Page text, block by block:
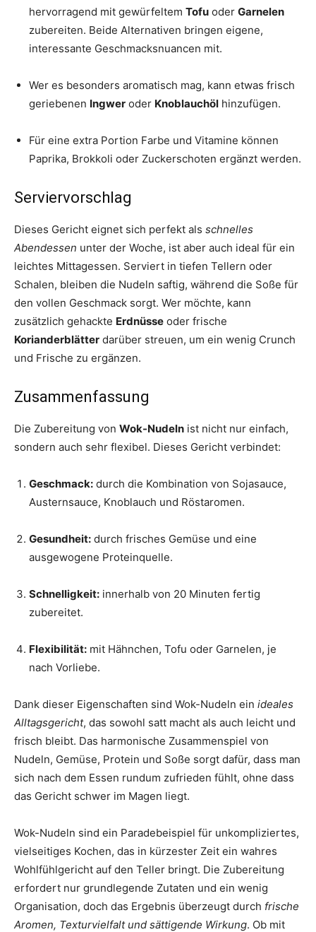
hervorragend mit gewürfeltem Tofu oder Garnelen
zubereiten. Beide Alternativen bringen eigene,
interessante Geschmacksnuancen mit.
Wer es besonders aromatisch mag, kann etwas frisch
geriebenen Ingwer oder Knoblauchöl hinzufügen.
Für eine extra Portion Farbe und Vitamine können
Paprika, Brokkoli oder Zuckerschoten ergänzt werden.
Serviervorschlag
Dieses Gericht eignet sich perfekt als schnelles
Abendessen unter der Woche, ist aber auch ideal für ein
leichtes Mittagessen. Serviert in tiefen Tellern oder
Schalen, bleiben die Nudeln saftig, während die Soße für
den vollen Geschmack sorgt. Wer möchte, kann
zusätzlich gehackte Erdnüsse oder frische
Korianderblätter darüber streuen, um ein wenig Crunch
und Frische zu ergänzen.
Zusammenfassung
Die Zubereitung von Wok-Nudeln ist nicht nur einfach,
sondern auch sehr flexibel. Dieses Gericht verbindet:
Geschmack: durch die Kombination von Sojasauce,
Austernsauce, Knoblauch und Röstaromen.
Gesundheit: durch frisches Gemüse und eine
ausgewogene Proteinquelle.
Schnelligkeit: innerhalb von 20 Minuten fertig
zubereitet.
Flexibilität: mit Hähnchen, Tofu oder Garnelen, je
nach Vorliebe.
Dank dieser Eigenschaften sind Wok-Nudeln ein ideales
Alltagsgericht, das sowohl satt macht als auch leicht und
frisch bleibt. Das harmonische Zusammenspiel von
Nudeln, Gemüse, Protein und Soße sorgt dafür, dass man
sich nach dem Essen rundum zufrieden fühlt, ohne dass
das Gericht schwer im Magen liegt.
Wok-Nudeln sind ein Paradebeispiel für unkompliziertes,
vielseitiges Kochen, das in kürzester Zeit ein wahres
Wohlfühlgericht auf den Teller bringt. Die Zubereitung
erfordert nur grundlegende Zutaten und ein wenig
Organisation, doch das Ergebnis überzeugt durch frische
Aromen, Texturvielfalt und sättigende Wirkung. Ob mit